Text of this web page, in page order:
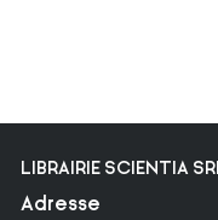
LIBRAIRIE SCIENTIA
Adresse